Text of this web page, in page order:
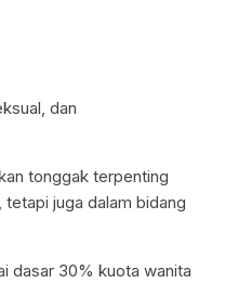
dan
tonggak terpenting
juga dalam bidang
dasar 30% kuota wanita